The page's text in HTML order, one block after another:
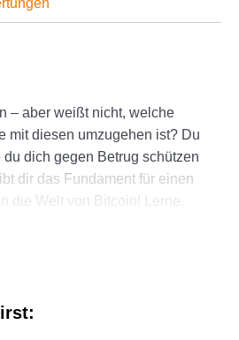
– aber weißt nicht, welche
mit diesen umzugehen ist? Du
dich gegen Betrug schützen
dir das Fundament für einen
die Welt von Bitcoin! Lerne,
Grundbegriffe für das
Mit praxisnahen Tipps,